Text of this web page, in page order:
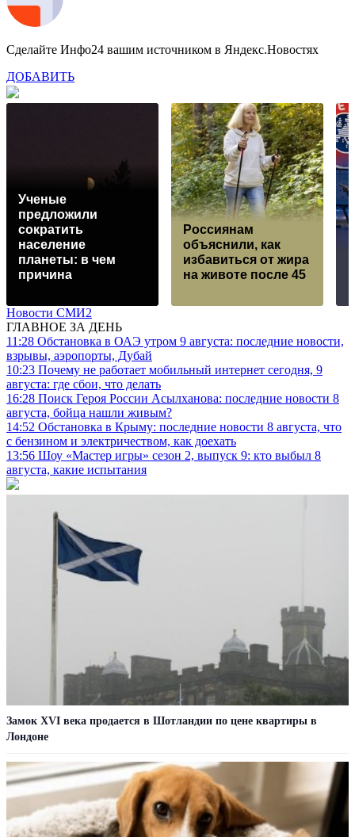
Сделайте Инфо24 вашим источником в Яндекс.Новостях
ДОБАВИТЬ
Ученые
предложили
сократить
население
планеты: в чем
причина
Россиянам
объяснили, как
избавиться от жира
на животе после 45
Новости СМИ2
ГЛАВНОЕ ЗА ДЕНЬ
11:28 Обстановка в ОАЭ утром 9 августа: последние новости,
взрывы, аэропорты, Дубай
10:23 Почему не работает мобильный интернет сегодня, 9
августа: где сбои, что делать
16:28 Поиск Героя России Асылханова: последние новости 8
августа, бойца нашли живым?
14:52 Обстановка в Крыму: последние новости 8 августа, что
с бензином и электричеством, как доехать
13:56 Шоу «Мастер игры» сезон 2, выпуск 9: кто выбыл 8
августа, какие испытания
Замок XVI века продается в Шотландии по цене квартиры в
Лондоне